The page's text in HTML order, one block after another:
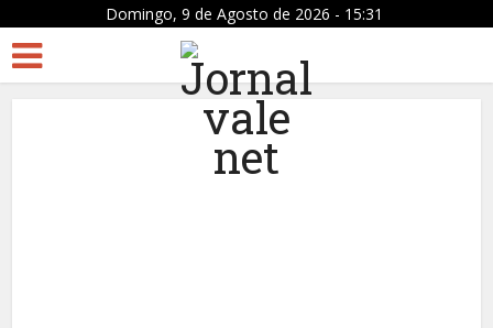
Domingo, 9 de Agosto de 2026 - 15:31